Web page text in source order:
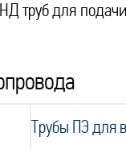
труб для
Трубы ПЭ для